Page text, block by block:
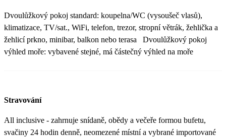
Dvoulůžkový pokoj standard: koupelna/WC (vysoušeč vlasů),
klimatizace, TV/sat., WiFi, telefon, trezor, stropní větrák, žehlička a
žehlicí prkno, minibar, balkon nebo terasa Dvoulůžkový pokoj
výhled moře: vybavené stejné, má částečný výhled na moře
Stravování
All inclusive - zahrnuje snídaně, obědy a večeře formou bufetu,
svačiny 24 hodin denně, neomezené místní a vybrané importované